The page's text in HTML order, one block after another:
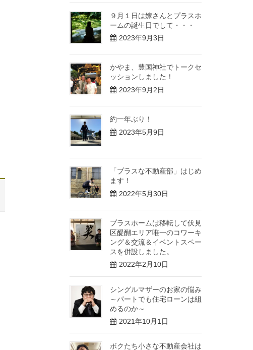
９月１日は嫁さんとプラスホ
ームの誕生日でして・・・
2023年9月3日
かやま、豊国神社でトークセ
ッションしました！
2023年9月2日
約一年ぶり！
2023年5月9日
「プラスな不動産部」はじめ
ます！
2022年5月30日
プラスホームは移転して伏見
区醍醐エリア唯一のコワーキ
ング＆交流＆イベントスペー
スを併設しました。
2022年2月10日
シングルマザーのお家の悩み
～パートでも住宅ローンは組
めるのか～
2021年10月1日
ボクたち小さな不動産会社は